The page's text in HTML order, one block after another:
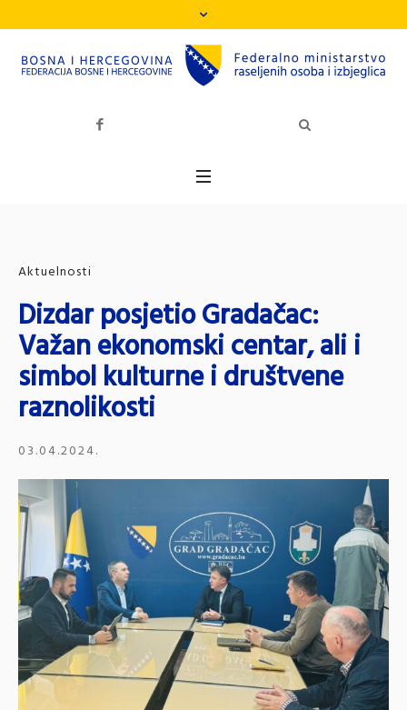
Aktuelnosti
Dizdar posjetio Gradačac:
Važan ekonomski centar, ali i
simbol kulturne i društvene
raznolikosti
03.04.2024.